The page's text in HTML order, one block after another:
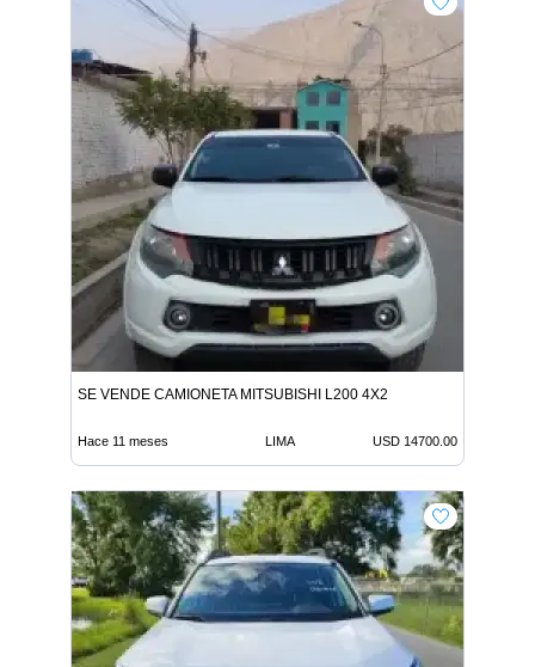
SE VENDE CAMIONETA MITSUBISHI L200 4X2
Hace 11 meses LIMA USD 14700.00